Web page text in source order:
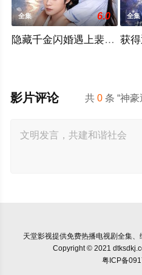
全集 6.0
隐藏千金闪婚遇上裴先生
全集
获
共0 条 “神
影片评论
天堂影视提供免费热播电视剧全集
Copyright © 2021
粤ICP备